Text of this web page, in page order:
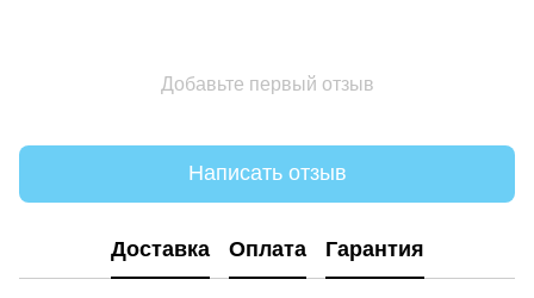
Добавьте первый отзыв
Написать отзыв
Доставка Оплата Гарантия